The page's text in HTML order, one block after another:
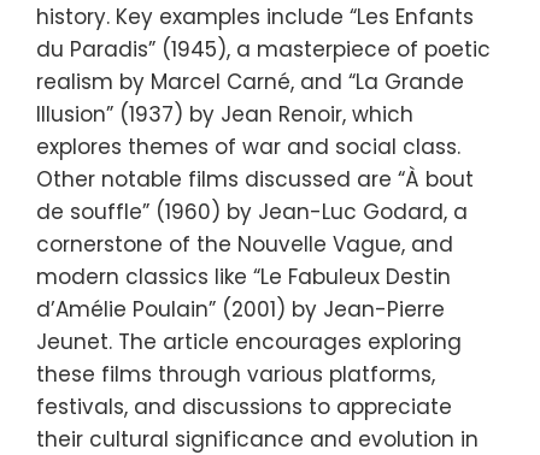
history. Key examples include “Les Enfants
du Paradis” (1945), a masterpiece of poetic
realism by Marcel Carné, and “La Grande
Illusion” (1937) by Jean Renoir, which
explores themes of war and social class.
Other notable films discussed are “À bout
de souffle” (1960) by Jean-Luc Godard, a
cornerstone of the Nouvelle Vague, and
modern classics like “Le Fabuleux Destin
d’Amélie Poulain” (2001) by Jean-Pierre
Jeunet. The article encourages exploring
these films through various platforms,
festivals, and discussions to appreciate
their cultural significance and evolution in